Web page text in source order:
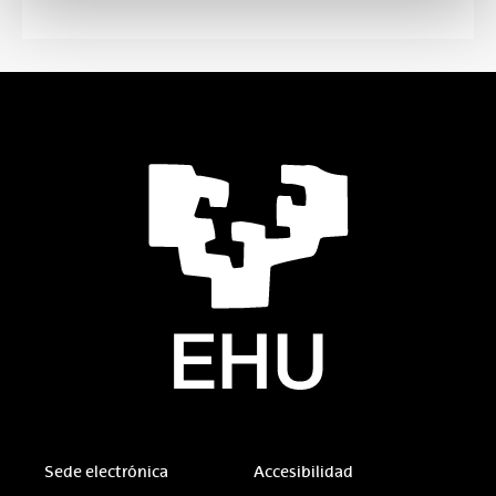
Sede electrónica Accesibilidad